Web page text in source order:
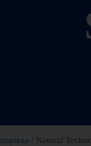
/ Natural